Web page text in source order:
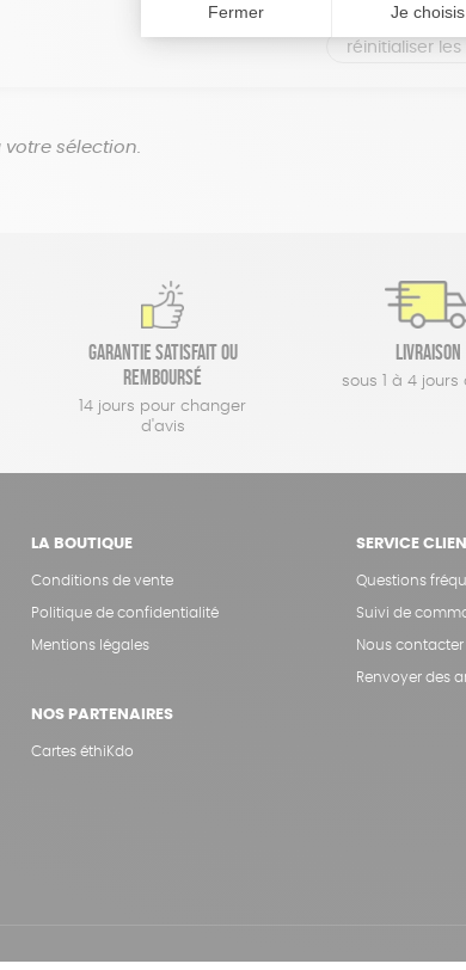
réinitialiser les
sélection.
Garantie satisfait ou
remboursé
14 jours pour changer
d'avis
Livraison
sous 1 à 4 jours
LA BOUTIQUE
Conditions de vente
Politique de confidentialité
Mentions légales
NOS PARTENAIRES
Cartes éthiKdo
SERVICE
Questions
Suivi de
Nous contacter
Renvoyer des